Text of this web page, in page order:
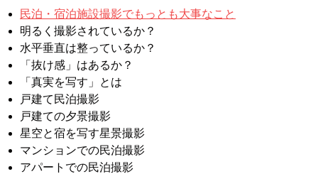
民泊・宿泊施設撮影でもっとも大事なこと
明るく撮影されているか？
水平垂直は整っているか？
「抜け感」はあるか？
「真実を写す」とは
戸建て民泊撮影
戸建ての夕景撮影
星空と宿を写す星景撮影
マンションでの民泊撮影
アパートでの民泊撮影